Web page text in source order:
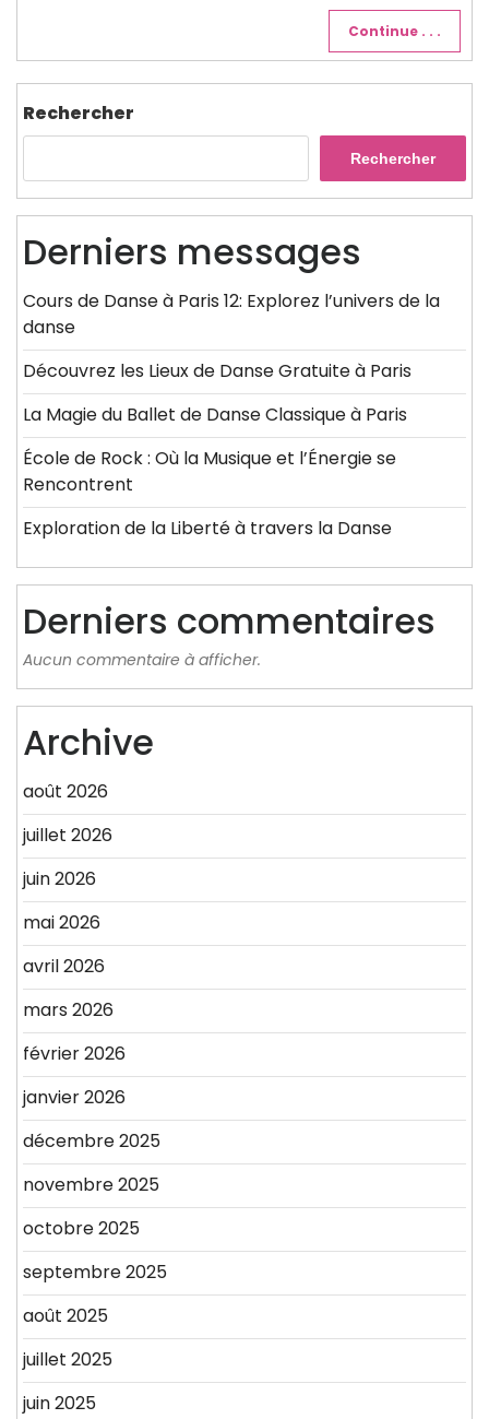
Continue . . .
Rechercher
Rechercher
Derniers messages
Cours de Danse à Paris 12: Explorez l’univers de la
danse
Découvrez les Lieux de Danse Gratuite à Paris
La Magie du Ballet de Danse Classique à Paris
École de Rock : Où la Musique et l’Énergie se
Rencontrent
Exploration de la Liberté à travers la Danse
Derniers commentaires
Aucun commentaire à afficher.
Archive
août 2026
juillet 2026
juin 2026
mai 2026
avril 2026
mars 2026
février 2026
janvier 2026
décembre 2025
novembre 2025
octobre 2025
septembre 2025
août 2025
juillet 2025
juin 2025